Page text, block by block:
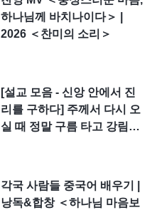
하나님께 바치나이다＞ |
2026 ＜찬미의 소리＞
[설교 모음 - 신앙 안에서 진
리를 구하다] 주께서 다시 오
실 때 정말 구름 타고 강림하
각국 사람들 중국어 배우기 |
낭독&합창 ＜하나님 마음보